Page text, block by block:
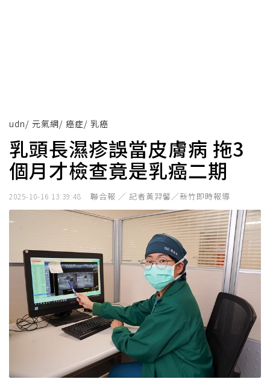
udn/ 元氣網/ 癌症/ 乳癌
乳頭長濕疹誤當皮膚病 拖3
個月才檢查竟是乳癌二期
2025-10-16 13:39:48 聯合報 ／ 記者黃羿馨／新竹即時報導